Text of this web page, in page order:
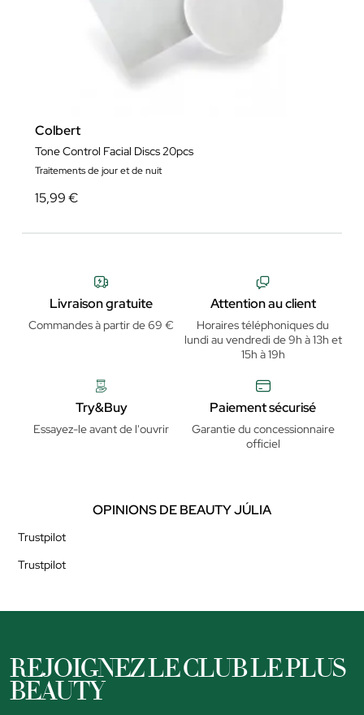
Colbert
Tone Control Facial Discs 20pcs
Traitements de jour et de nuit
15,99 €
Livraison gratuite
Commandes à partir de 69 €
Attention au client
Horaires téléphoniques du
lundi au vendredi de 9h à 13h et
15h à 19h
Try&Buy
Essayez-le avant de l'ouvrir
Paiement sécurisé
Garantie du concessionnaire
officiel
OPINIONS DE BEAUTY JÚLIA
Trustpilot
Trustpilot
REJOIGNEZ LE CLUB LE PLUS
BEAUTY